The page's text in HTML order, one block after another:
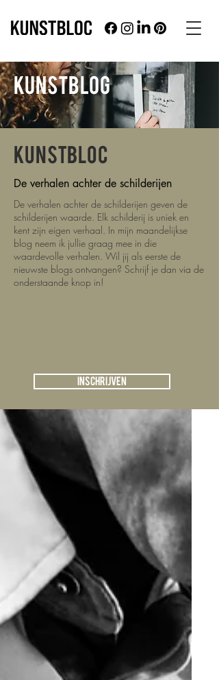
KUNSTBLOG
KUNSTBLOC
De verhalen achter de schilderijen
De verhalen achter de schilderijen geven de
schilderijen waarde. Elk schilderij is uniek en
kent zijn eigen verhaal. In mijn maandelijkse
blog neem ik jullie graag mee in die
waardevolle verhalen. Wil jij als eerste de
nieuwste blogs ontvangen? Schrijf je dan via de
onderstaande knop in!
Inschrijven